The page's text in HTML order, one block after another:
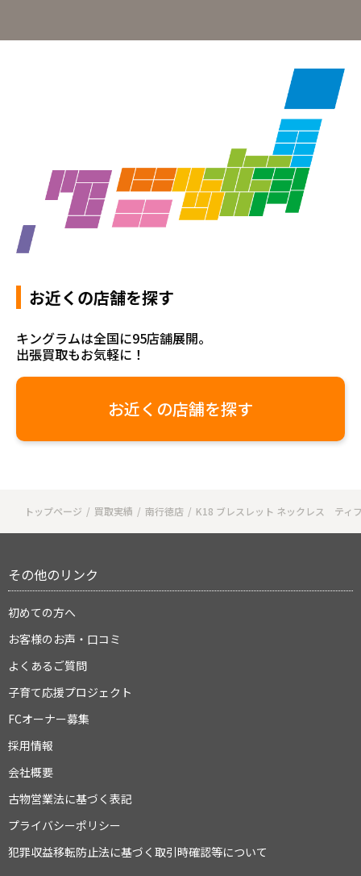
お近くの店舗を探す
キングラムは全国に95店舗展開。
出張買取もお気軽に！
お近くの店舗を探す
トップページ 買取実績 南行徳店 K18 ブレスレット ネックレス ティ
その他のリンク
初めての方へ
お客様のお声・口コミ
よくあるご質問
子育て応援プロジェクト
FCオーナー募集
採用情報
会社概要
古物営業法に基づく表記
プライバシーポリシー
犯罪収益移転防止法に基づく取引時確認等について